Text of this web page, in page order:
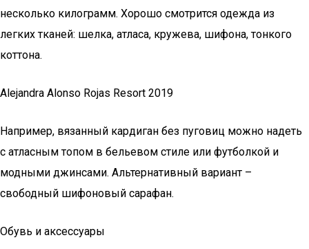
несколько килограмм. Хорошо смотрится одежда из
легких тканей: шелка, атласа, кружева, шифона, тонкого
коттона.
Alejandra Alonso Rojas Resort 2019
Например, вязанный кардиган без пуговиц можно надеть
с атласным топом в бельевом стиле или футболкой и
модными джинсами. Альтернативный вариант –
свободный шифоновый сарафан.
Обувь и аксессуары